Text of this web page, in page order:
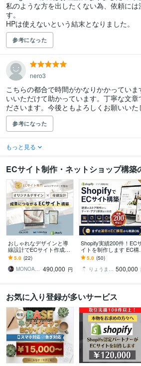
私のような方を出したくない為、依頼に
す。
HPは使えないという結末となりました。
参考になった
nero3
こちらの都合で時間がかなりかかってい
いいただけて助かっています。丁寧な文章
ださいます。今後ともよろしくお願いいた
参考になった
もっと見る
ECサイト制作・ネットショップ構築
おしゃれなデザインと導
線設計でECサイト作成し
ます makeshop・Shopif
y・カラーミー構築パート
ナー
5.0 (22)
MONOARC Inc｜ ECサイト制作 490,000 円
Shopify実績200件！EC
イトを制作します EC構
に加え、独自アプリ開発
で「できない」を解決
5.0 (50)
りょうま l Shopifyエンジニア 500,000
お気に入り登録が多いサービス